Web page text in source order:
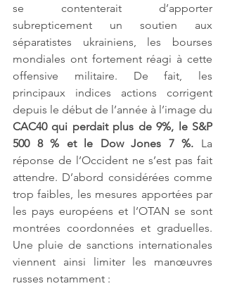
se contenterait d’apporter
subrepticement un soutien aux
séparatistes ukrainiens, les bourses
mondiales ont fortement réagi à cette
offensive militaire. De fait, les
principaux indices actions corrigent
CAC40 qui perdait plus de 9%, le S&P
500 8 % et le Dow Jones 7 %. La
réponse de l’Occident ne s’est pas fait
attendre. D’abord considérées comme
trop faibles, les mesures apportées par
les pays européens et l’OTAN se sont
montrées coordonnées et graduelles.
Une pluie de sanctions internationales
viennent ainsi limiter les manœuvres
russes notamment :